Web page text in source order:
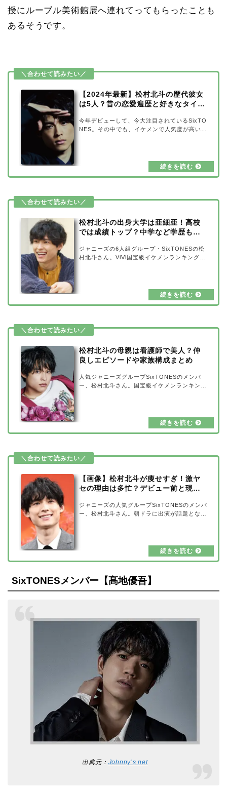
授にルーブル美術館展へ連れてってもらったことも
あるそうです。
【2024年最新】松村北斗の歴代彼女
は5人？昔の恋愛遍歴と好きなタイプ
今年デビューして、今大注目されているSixTO
NES。その中でも、イケメンで人気度が高い松
こで、松村北斗さんの歴代彼女との昔の恋愛遍
歴や好きなタイプについて、2024年の最新の
lpress松村北斗さんの歴代彼女は5人いると言
われています。 高畑美月 広瀬アリス 島崎遥香
松村北斗の出身大学は亜細亜！高校
では成績トップ？中学など学歴も紹
ジャニーズの6人組グループ・SixTONESの松
村北斗さん。ViVi国宝級イケメンランキング20
で、高校時代は成績トップになるほどの秀才だ
ったんです！中学校などの学歴と合わせてエピ
s松村北斗さんの出身大学は、亜細亜大学で
す。2015年4月に亜細亜大学 経営学部経営学
度の…
松村北斗の母親は看護師で美人？仲
良しエピソードや家族構成まとめ
人気ジャニーズグループSixTONESのメンバ
ー、松村北斗さん。国宝級イケメンランキング
親の仲良しエピソードや、父親や兄弟などの家
族構成をまとめてみました！ 松村北斗の母親
北斗さんは母親のことを、「看護師だから厳し
い」「父親を尻にしいている」と話していまし
【画像】松村北斗が痩せすぎ！激ヤ
セの理由は多忙？デビュー前と現在
ジャニーズの人気グループSixTONESのメンバ
ー、松村北斗さん。朝ドラに出演が話題となっ
ようです…。そこで今回は、松村北斗さんが激
ヤセした理由や、痩せる前のデビュー前と現在
しての活動はもちろんのこと、ドラマや映画な
ど多数の作品に出演が続いている松村北斗さ
SixTONESメンバー【髙地優吾】
出典元： Johnny’s net